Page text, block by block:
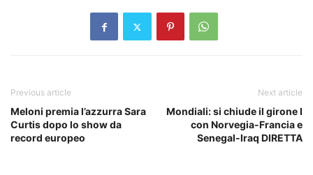
Previous article
Meloni premia l’azzurra Sara
Curtis dopo lo show da
record europeo
Next article
Mondiali: si chiude il girone I
con Norvegia-Francia e
Senegal-Iraq DIRETTA